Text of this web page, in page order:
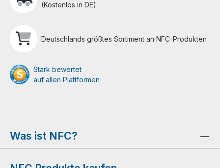
(Kostenlos in DE)
Deutschlands größtes Sortiment an NFC-Produkten
Stark bewertet
auf allen Plattformen
Was ist NFC?